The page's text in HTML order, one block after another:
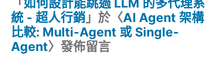
研
究〉
研
究〉
中
統 - 超人行銷 」於〈AI Agent 架構
比較: Multi-Agent 或 Single-
Agent〉發佈留言